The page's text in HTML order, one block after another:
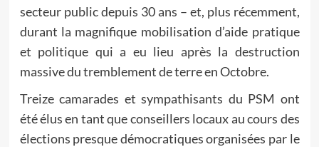
secteur public depuis 30 ans – et, plus récemment,
durant la magnifique mobilisation d’aide pratique
et politique qui a eu lieu après la destruction
massive du tremblement de terre en Octobre.
Treize camarades et sympathisants du PSM ont
été élus en tant que conseillers locaux au cours des
élections presque démocratiques organisées par le